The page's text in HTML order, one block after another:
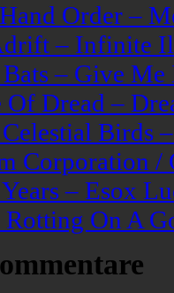
Order –
– Infinite
Bats – Give
Of Dread –
Birds
Corporation /
– Esox
Rotting On A